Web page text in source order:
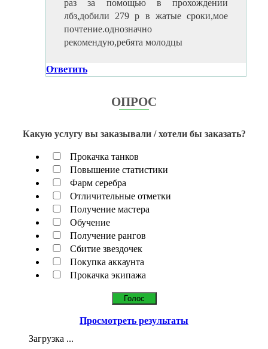
раз за помощью в прохождении
лбз,добили 279 р в жатые сроки,мое
почтение.однозначно
рекомендую,ребята молодцы
Ответить
ОПРОС
Какую услугу вы заказывали / хотели бы заказать?
Прокачка танков
Повышение статистики
Фарм серебра
Отличительные отметки
Получение мастера
Обучение
Получение рангов
Сбитие звездочек
Покупка аккаунта
Прокачка экипажа
Просмотреть результаты
Загрузка ...